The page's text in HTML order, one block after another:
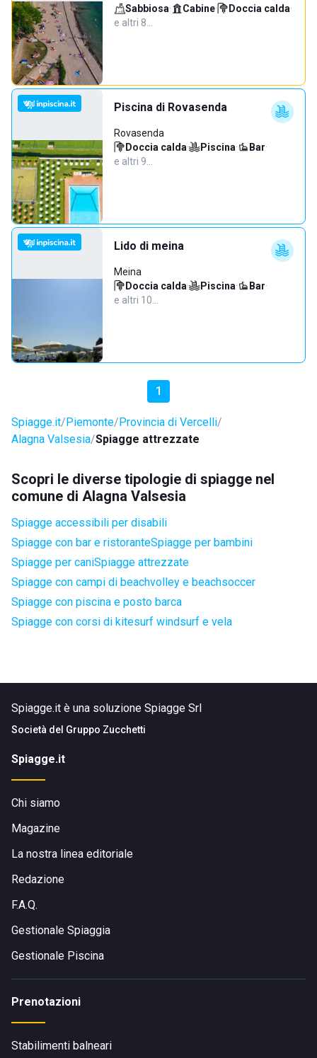
Sabbiosa· Cabine· Doccia calda·
e altri 8…
Piscina di Rovasenda
Rovasenda
Doccia calda· Piscina· Bar·
e altri 9…
Lido di meina
Meina
Doccia calda· Piscina· Bar·
e altri 10…
1
Spiagge.it Piemonte Provincia di Vercelli
Alagna Valsesia Spiagge attrezzate
Scopri le diverse tipologie di spiagge nel
comune di Alagna Valsesia
Spiagge accessibili per disabili
Spiagge con bar e ristoranteSpiagge per bambini
Spiagge per caniSpiagge attrezzate
Spiagge con campi di beachvolley e beachsoccer
Spiagge con piscina e posto barca
Spiagge con corsi di kitesurf windsurf e vela
Spiagge.it è una soluzione Spiagge Srl
Società del Gruppo Zucchetti
Spiagge.it
Chi siamo
Magazine
La nostra linea editoriale
Redazione
F.A.Q.
Gestionale Spiaggia
Gestionale Piscina
Prenotazioni
Stabilimenti balneari